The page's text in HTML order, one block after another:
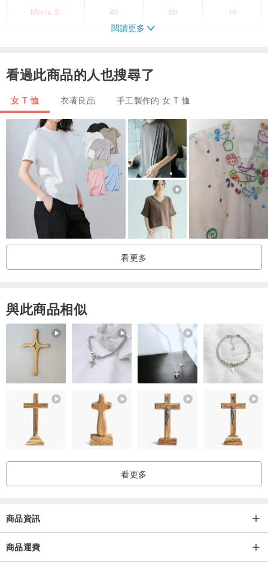
Men's S 49 66 19
52
Men's XL 58
HA“B”B“Y SET
1. Bluephase Burger TEE
2.吃豐富的TENUGUI
3. Bluephase漢堡紙袋
~Bonappétit~
T卹，胸前有一個“B”標誌
毛巾吃得很豐富
我染了一個圖案。
“紡織染色Katazuri-一些”
江戶沙丁魚和模具yuzen使用的染色技術
身體/棉花5.6盎司（變得更厚更堅硬）
材質/ 100％棉
TENUGUI
材質/ 100％棉
尺寸/ 35 x 42至47厘米
運輸前最多可能需要3週時間。
對於退回或交付後的交付，我們只會回應明顯的缺陷（例如那些與您
訂購的缺陷不同的缺陷）。
閱讀更多
看過此商品的人也搜尋了
女 T 恤 衣著良品 手工製作的 女 T 恤
看更多
與此商品相似
看更多
商品資訊
商品運費